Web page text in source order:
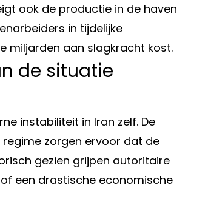
ook de productie in de haven
in tijdelijke
miljarden aan slagkracht kost.
de situatie
instabiliteit in Iran zelf. De
zorgen ervoor dat de
gezien grijpen autoritaire
een drastische economische